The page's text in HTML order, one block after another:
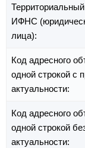
ИФНС
лица):
Код адресного
одной строкой с
актуальности:
Код адресного
одной строкой
актуальности: